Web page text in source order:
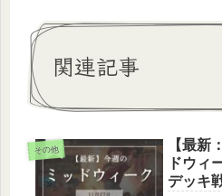
関連記事
その他
【最新
ドウィ
デッキ